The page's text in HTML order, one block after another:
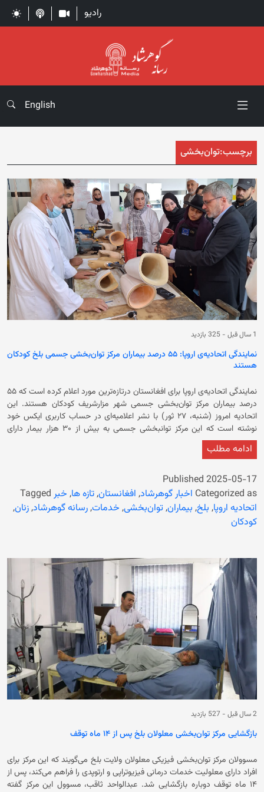
رادیو
English
برچسب:توان‌بخشی
1 سال قبل - 325 بازدید
نمایندگی اتحادیه‌ی اروپا: ۵۵ درصد بیماران مرکز توان‌بخشی جسمی بلخ کودکان
هستند
نمایندگی اتحادیه‌ی اروپا برای افغانستان درتازه‌ترین مورد اعلام کرده است که ۵۵
درصد بیماران مرکز توان‌بخشی جسمی شهر مزارشریف کودکان هستند. این
اتحادیه امروز (شنبه، ۲۷ ثور) با نشر اعلامیه‌ای در حساب کاربری ایکس خود
نوشته است که این مرکز توانبخشی جسمی به بیش از ۳۰ هزار بیمار دارای
است: «این مرکز کرامت ‎زنان و زندگی شایسته را احیا می‌کند.» همچنین ورونیکا
بوشکوویچ پوهار، کاردار نمایندگی اتحادیه اروپا برای افغانستان نیز در حساب
کاربری ایکس خود نوشته است که به شمال کشور سفر کرده است. او نوشته
است که در ولایت‌های بلخ و جوزجان از پروژه‌های اتحادیه‌ی اروپا برای
بسازند. در حالی اتحادیه اروپا از حمایت و ارائه خدمات به مرکز توان‌بخشی
جسمی خبر می‌دهد که کاهش کمک‌های بشردوستانه باعث شده است که
دسترسی مردم افغانستان به ویژه زنان و کودکان به مراکز خدماتی و مراکز صحی
صحی کاهش چشم‌گیری پیدا کند.
ادامه مطلب
Published 2025-05-17
Categorized as اخبار گوهرشاد, افغانستان,تازه ها, خبر Tagged
اتحادیه اروپا, بلخ, بیماران,توان‌بخشی, خدمات,رسانه گوهرشاد,زنان,
کودکان
2 سال قبل - 527 بازدید
بازگشایی مرکز توان‌بخشی معلولان بلخ پس از ۱۴ ماه توقف
مسوولان مرکز توان‌بخشی فیزیکی معلولان ولایت بلخ می‌گویند که این‌ مرکز برای
افراد دارای معلولیت خدمات درمانی فیزیوتراپی و ارتوپدی را فراهم می‌کند، پس از
۱۴ ماه توقف دوباره بازگشایی شد. عبدالواحد ثاقب، مسوول این مرکز گفته